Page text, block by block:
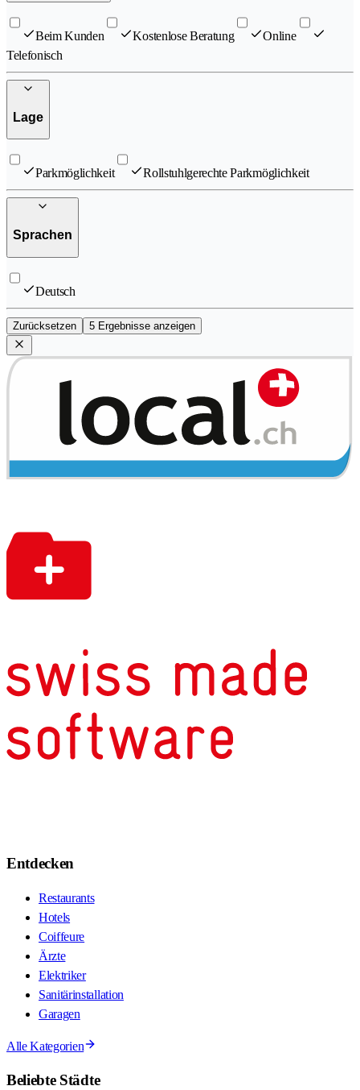
Beim Kunden Kostenlose Beratung
Online
Telefonisch
Lage
Parkmöglichkeit Rollstuhlgerechte Parkmöglichkeit
Sprachen
Deutsch
Zurücksetzen 5 Ergebnisse anzeigen
Entdecken
Restaurants
Hotels
Coiffeure
Ärzte
Elektriker
Sanitärinstallation
Garagen
Alle Kategorien
Beliebte Städte